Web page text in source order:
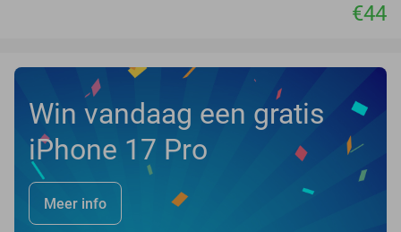
€44
Win vandaag een gratis
iPhone 17 Pro
Meer info